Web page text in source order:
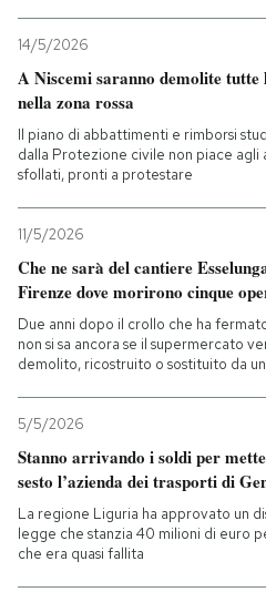
14/5/2026
A Niscemi saranno demolite tutte
nella zona rossa
Il piano di abbattimenti e rimborsi
dalla Protezione civile non piace agli
sfollati, pronti a protestare
11/5/2026
Che ne sarà del cantiere
Firenze dove morirono cinque
Due anni dopo il crollo che ha
non si sa ancora se il supermercato
demolito, ricostruito o sostituito da
5/5/2026
Stanno arrivando i soldi per
sesto l’azienda dei trasporti di
La regione Liguria ha approvato un
legge che stanzia 40 milioni di euro
che era quasi fallita